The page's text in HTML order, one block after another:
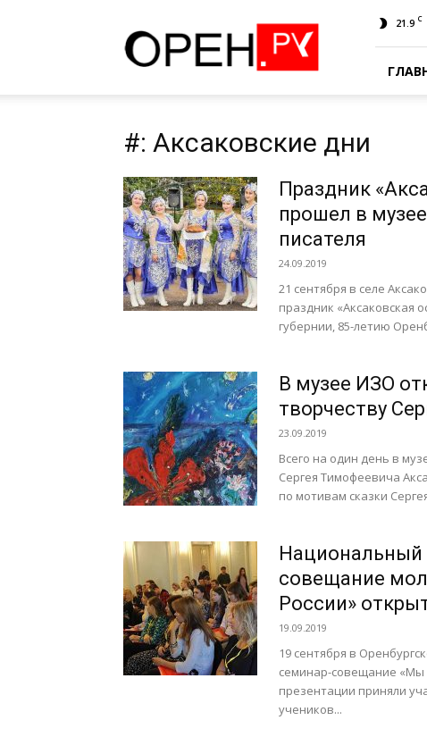
21.9 C
#: Аксаковские дни
Праздник
прошел в
писателя
24.09.2019
21 сентября в селе
праздник «Аксаковская
губернии, 85-летию
В музее ИЗО
творчеству
23.09.2019
Всего на один день в
Сергея Тимофеевича
по мотивам сказки
Национальный
совещание
России»
19.09.2019
19 сентября в
семинар-совещание «Мы
презентации приняли
учеников...